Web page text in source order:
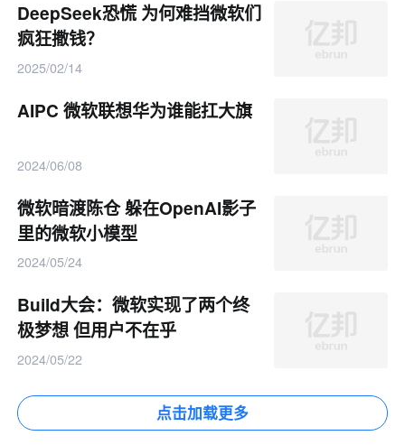
DeepSeek恐慌 为何难挡微软们
疯狂撒钱？
2025/02/14
AIPC 微软联想华为谁能扛大旗
2024/06/08
微软暗渡陈仓 躲在OpenAI影子
里的微软小模型
2024/05/24
Build大会：微软实现了两个终
极梦想 但用户不在乎
2024/05/22
点击加载更多